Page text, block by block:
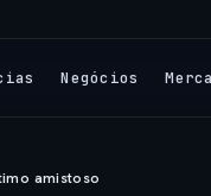
Negócios
amistoso